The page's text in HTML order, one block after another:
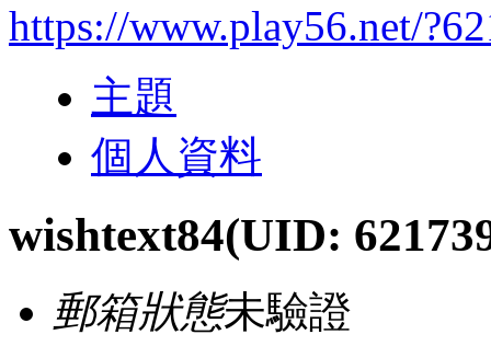
https://www.play56.net/
主題
個人資料
wishtext84(UID:
郵箱狀態未驗證